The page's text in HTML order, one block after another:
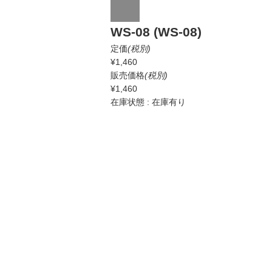
WS-08 (WS-08)
定価(税別)
¥1,460
販売価格(税別)
¥1,460
在庫状態 : 在庫有り